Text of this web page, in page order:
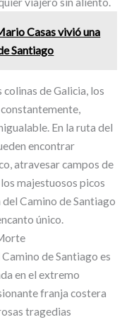
Casas vivió una
Santiago
de Galicia, los
En la ruta del
encontrar
atravesar campos de
majestuosos picos
Camino de Santiago
único.
de Santiago es
en el extremo
franja costera
tragedias